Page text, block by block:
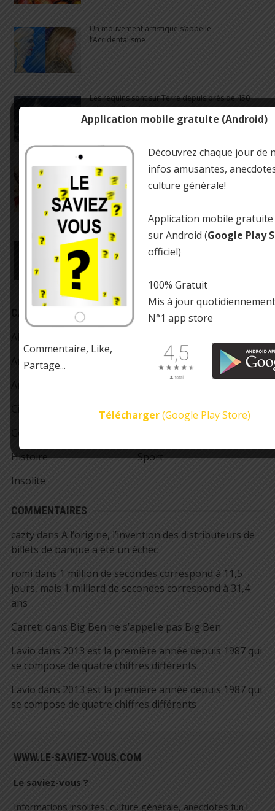
Un mouvement artistique s’appelle
l’Accidentalisme
Les requins sont sur Terre depuis près de 450
millions d’années
Au début de l’ère automobile en Angleterre,
chaque véhicule devait être précédé d’un homme
agitant un drapeau rouge
Le saviez-vous ? Quel est le poste le mieux
rémunéré au monde ?
Amour
Histoire
Insolite
Santé
Sport
COMMENTAIRES
caztydans A l’origine, l’invention des distributeurs de
billets de banque a été un échec
romi dans 1 million de secondes correspond à 11,5
jours, mais 1 milliard de secondes correspond à 31,4
ans
Carreti dans Big Ben ne s’appelle pas Big Ben
Lavio dans 2013 est la première année depuis 1987 qui
se compose de quatre chiffres différents
Lavio dans 2013 est la première année depuis 1987 qui
se compose de quatre chiffres différents
WWW.LE-SAVIEZ-VOUS.COM
Le saviez-vous ?
Informations insolites, culture générale, anecdotes fun !
Application mobile gratuite (Android)
Découvrez chaque jour de
infos amusantes,
culture générale!
Application mobile
sur Android (Google Play
officiel)
100% Gratuit
Mis à jour quotidiennement
N°1 app store
Commentaire, Like,
Partage...
Télécharger(Google Play Store)